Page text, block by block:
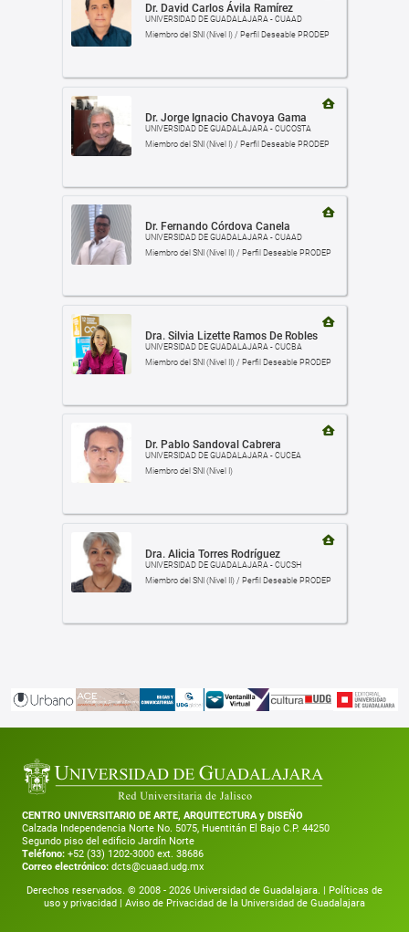
Dr. David Carlos Ávila Ramírez
UNIVERSIDAD DE GUADALAJARA - CUAAD
Miembro del SNI (Nivel I) / Perfil Deseable PRODEP
Dr. Jorge Ignacio Chavoya Gama
UNIVERSIDAD DE GUADALAJARA - CUCOSTA
Miembro del SNI (Nivel I) / Perfil Deseable PRODEP
Dr. Fernando Córdova Canela
UNIVERSIDAD DE GUADALAJARA - CUAAD
Miembro del SNI (Nivel II) / Perfil Deseable PRODEP
Dra. Silvia Lizette Ramos De Robles
UNIVERSIDAD DE GUADALAJARA - CUCBA
Miembro del SNI (Nivel II) / Perfil Deseable PRODEP
Dr. Pablo Sandoval Cabrera
UNIVERSIDAD DE GUADALAJARA - CUCEA
Miembro del SNI (Nivel I)
Dra. Alicia Torres Rodríguez
UNIVERSIDAD DE GUADALAJARA - CUCSH
Miembro del SNI (Nivel II) / Perfil Deseable PRODEP
CENTRO UNIVERSITARIO DE ARTE, ARQUITECTURA y DISEÑO
Calzada Independencia Norte No. 5075, Huentitán El Bajo C.P. 44250
Segundo piso del edificio Jardín Norte
Teléfono: +52 (33) 1202-3000 ext. 38686
Correo electrónico: dcts@cuaad.udg.mx
Derechos reservados. © 2008 - 2026 Universidad de Guadalajara. | Políticas de
uso y privacidad | Aviso de Privacidad de la Universidad de Guadalajara